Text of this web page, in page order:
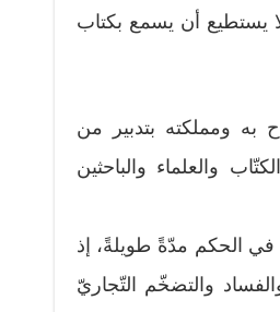
يستطيع أن يسمع بكتاب
به ومملكته بتدبير من
والعلماء والباحثين
الحكم مدّةً طويلةً، إذ
والتضخّم التّجاريّ